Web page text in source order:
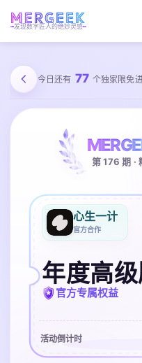
发现数字匠人的绝妙灵感
今日还有 77 个独家限免
第 176 期 ·
心生一计
官方合作
年度高
官方专属权益
活动倒计时